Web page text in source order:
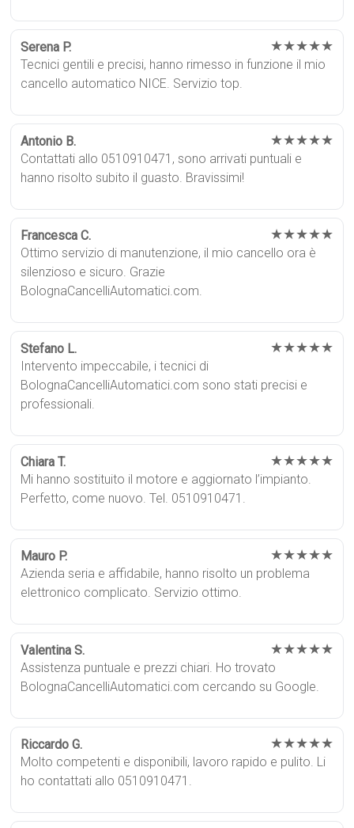
Serena P. ★★★★★
Tecnici gentili e precisi, hanno rimesso in funzione il mio
cancello automatico NICE. Servizio top.
Antonio B. ★★★★★
Contattati allo 0510910471, sono arrivati puntuali e
hanno risolto subito il guasto. Bravissimi!
Francesca C. ★★★★★
Ottimo servizio di manutenzione, il mio cancello ora è
silenzioso e sicuro. Grazie
BolognaCancelliAutomatici.com.
Stefano L. ★★★★★
Intervento impeccabile, i tecnici di
BolognaCancelliAutomatici.com sono stati precisi e
professionali.
Chiara T. ★★★★★
Mi hanno sostituito il motore e aggiornato l’impianto.
Perfetto, come nuovo. Tel. 0510910471.
Mauro P. ★★★★★
Azienda seria e affidabile, hanno risolto un problema
elettronico complicato. Servizio ottimo.
Valentina S. ★★★★★
Assistenza puntuale e prezzi chiari. Ho trovato
BolognaCancelliAutomatici.com cercando su Google.
Riccardo G. ★★★★★
Molto competenti e disponibili, lavoro rapido e pulito. Li
ho contattati allo 0510910471.